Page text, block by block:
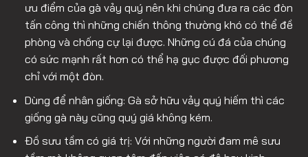
ưu điểm của gà vảy quý nên khi chúng đưa ra các đòn
tấn công thì những chiến thông thường khó có thể đề
phòng và chống cự lại được. Những cú đá của chúng
có sức mạnh rất hơn có thể hạ gục được đối phương
chỉ với một đòn.
Dùng để nhân giống: Gà sở hữu vảy quý hiếm thì các
giống gà này cũng quý giá không kém.
Đồ sưu tầm có giá trị: Với những người đam mê sưu